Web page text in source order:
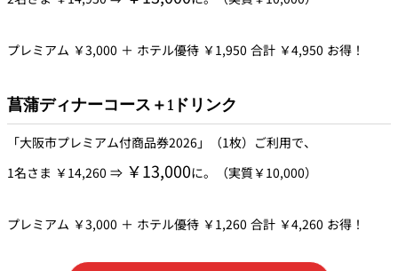
プレミアム ￥3,000 ＋ ホテル優待 ￥1,950 合計 ￥4,950 お得！
菖蒲ディナーコース＋1ドリンク
「大阪市プレミアム付商品券2026」（1枚）ご利用で、
1名さま ￥14,260 ⇒ ￥13,000に。（実質￥10,000）
プレミアム ￥3,000 ＋ ホテル優待 ￥1,260 合計 ￥4,260 お得！